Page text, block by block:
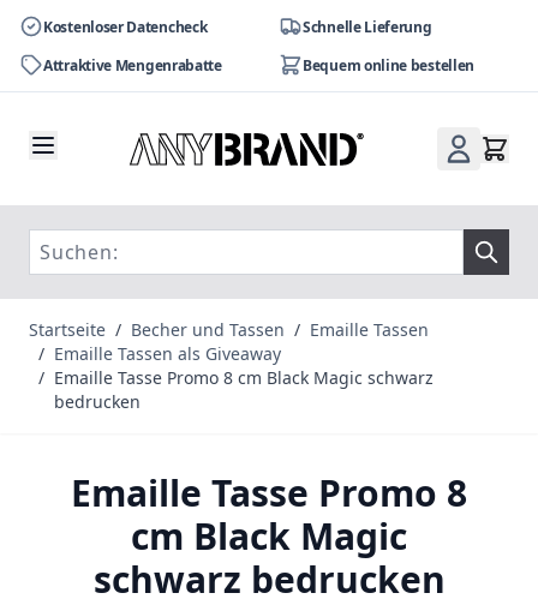
Kostenloser Datencheck
Schnelle Lieferung
Attraktive Mengenrabatte
Bequem online bestellen
Startseite / Becher und Tassen / Emaille Tassen
/ Emaille Tassen als Giveaway
/ Emaille Tasse Promo 8 cm Black Magic schwarz
bedrucken
Emaille Tasse Promo 8
cm Black Magic
schwarz bedrucken